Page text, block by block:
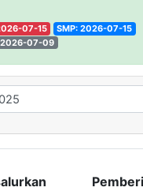
07-15
SMP: 2026-07-15
2026-07-09